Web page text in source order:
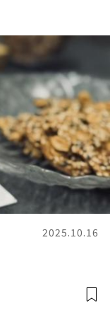
2025.10.16